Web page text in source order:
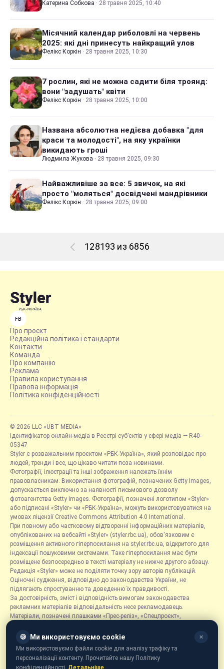
Катерина Собкова · 28 травня 2025, 10:40
Місячний календар риболовлі на червень
2025: які дні принесуть найкращий улов
Фелікс Коркін · 28 травня 2025, 10:30
7 рослин, які не можна садити біля троянд:
вони "задушать" квіти
Фелікс Коркін · 28 травня 2025, 10:00
Названа абсолютна недієва добавка "для
краси та молодості", на яку українки
викидають гроші
Людмила Жукова · 28 травня 2025, 09:30
Найважливіше за все: 5 звичок, на які
просто "моляться" досвідчені мандрівники
Фелікс Коркін · 28 травня 2025, 09:00
128193 из 6856
FB
Про проєкт
Редакційна політика і стандарти
Контакти
Команда
Про компанію
Реклама
Правила користування
Правова інформація
Політика конфіденційності
© 2026 LLC «UBT MEDIA»
Ідентифікатор онлайн-медіа в Реєстрі суб’єктів у сфері медіа — R40-
05347
Styler є розважальним проєктом «РБК-Україна», який розповідає про
людей, тренди і все, що цікаво читати поза новинами.
Фотографії, ілюстрації та інші зображення належать їхнім
правовласникам. Використання фотографій, позначених Getty Images,
допускається виключно за наявності письмового дозволу
фотоагентства Getty Images. Фотографії, позначені логотипом «Styler»
або підписані «Styler» чи «РБК-Україна», можуть використовуватися на
умовах ліцензії Creative Commons Attribution 4.0 International.
При повному або частковому відтворенні інформаційних матеріалів,
опублікованих на вебсайті «Styler» (styler.rbc.ua), обов'язковим є
розміщення активного гіперпосилання на styler.rbc.ua, відкритого для
індексації пошуковими системами. Таке гіперпосилання має бути
розміщене безпосередньо в тексті матеріалу не нижче другого абзацу.
Редакція «Styler» може не поділяти точку зору авторів публікацій.
Оціночні судження, відповідно до законодавства України, не
підлягають спростуванню та доведенню їх правдивості.
За достовірність, зміст і відповідність вимогам законодавства
рекламних матеріалів відповідальність несе рекламодавець.
Матеріали, позначені плашками «Прес-реліз», «Спецпроєкт»,
розміщуються на правах реклами.
Рубрика «Новини компаній» є інформаційним форматом, що містить
новини, повідомлення та оголошення, пов'язані з діяльністю
компаній, і ґрунтується на інформації, наданій відповідними
🍪 Ми використовуємо cookie ✕
Ми використовуємо файли cookie для аналізу трафіку та
персоналізації контенту. Прочитайте нашу Політику
конфіденційності. Детальніше